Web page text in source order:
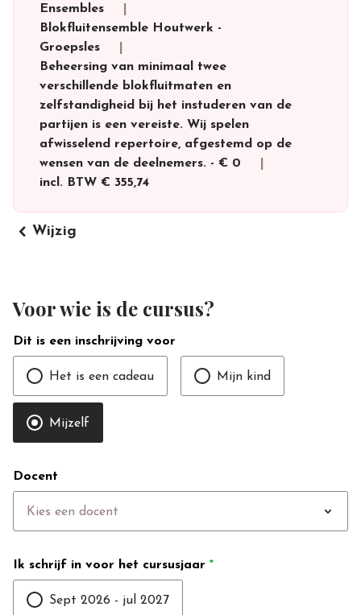
Ensembles
Blokfluitensemble Houtwerk -
Groepsles
Beheersing van minimaal twee
verschillende blokfluitmaten en
zelfstandigheid bij het instuderen van de
partijen is een vereiste. Wij spelen
afwisselend repertoire, afgestemd op de
wensen van de deelnemers. - € 0
incl. BTW € 355,74
keyboard_arrow_left Wijzig
Voor wie is de cursus?
Dit is een inschrijving voor
Het is een cadeau Mijn kind
Mijzelf
Docent
Kies een docent expand_more
Ik schrijf in voor het cursusjaar *
Sept 2026 - jul 2027